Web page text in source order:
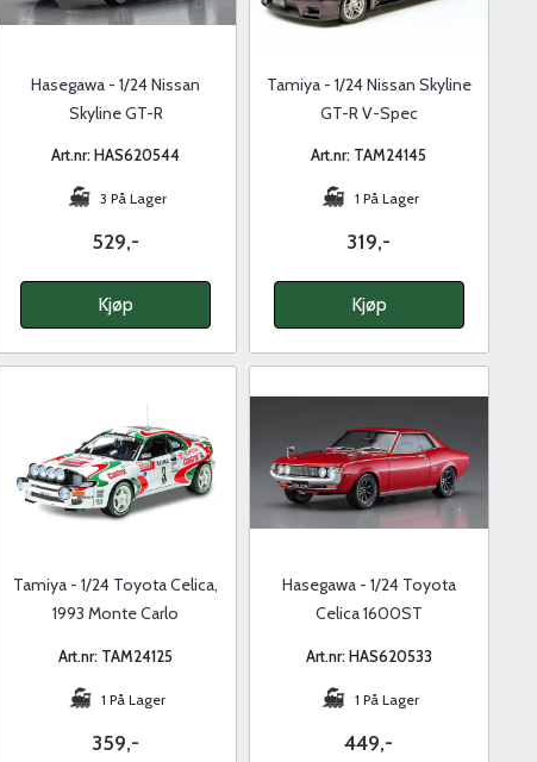
Hasegawa - 1/24 Nissan
Skyline GT-R
Art.nr: HAS620544
3 På Lager
529,-
Kjøp
Tamiya - 1/24 Nissan Skyline
GT-R V-Spec
Art.nr: TAM24145
1 På Lager
319,-
Kjøp
Tamiya - 1/24 Toyota Celica,
1993 Monte Carlo
Art.nr: TAM24125
1 På Lager
359,-
Hasegawa - 1/24 Toyota
Celica 1600ST
Art.nr: HAS620533
1 På Lager
449,-